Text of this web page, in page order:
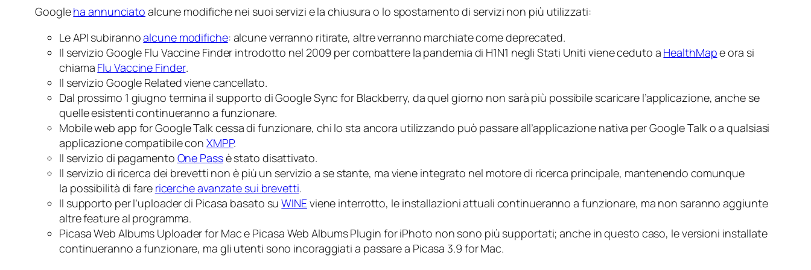
Googleha annunciato alcune modifiche nei suoi servizi e la chiusura o lo spostamento di servizi non più utilizzati:
Le API subirannoalcune modifiche: alcune verranno ritirate, altre verranno marchiate comedeprecated.
Il servizio Google Flu Vaccine Finder introdotto nel 2009 per combattere la pandemia di H1N1 negli Stati Uniti viene ceduto a HealthMape ora si
chiama Flu Vaccine Finder.
Il servizio Google Relatedviene cancellato.
Dal prossimo 1 giugno termina il supporto di Google Sync for Blackberry, da quel giorno non sarà più possibile scaricare l’applicazione, anche se
quelle esistenti continueranno a funzionare.
Mobile web app for Google Talkcessa di funzionare, chi lo sta ancora utilizzando può passare all’applicazione nativa per Google Talk o a qualsiasi
applicazione compatibile conXMPP.
Il servizio di pagamento One Passè stato disattivato.
Il servizio di ricerca dei brevetti non è più un servizio a se stante, ma viene integrato nel motore di ricerca principale, mantenendo comunque
la possibilità di fare ricerche avanzate sui brevetti.
Il supporto per l’uploader di Picasa basato suWINEviene interrotto, le installazioni attuali continueranno a funzionare, ma non saranno aggiunte
altre feature al programma.
Picasa Web Albums Uploader for Mac e Picasa Web Albums Plugin for iPhoto non sono più supportati; anche in questo caso, le versioni installate
continueranno a funzionare, ma gli utenti sono incoraggiati a passare a Picasa 3.9 for Mac.